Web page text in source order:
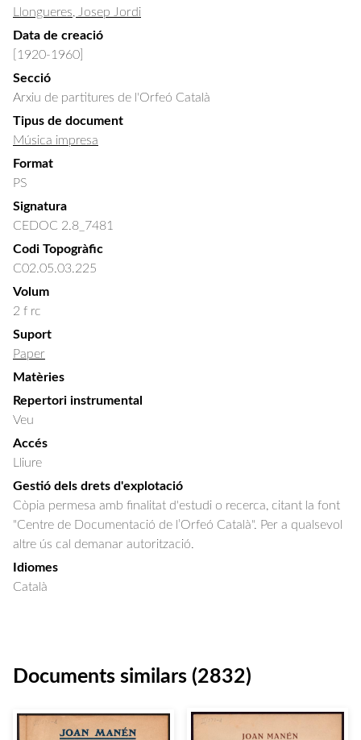
Llongueres, Josep Jordi
Data de creació
[1920-1960]
Secció
Arxiu de partitures de l'Orfeó Català
Tipus de document
Música impresa
Format
PS
Signatura
CEDOC 2.8_7481
Codi Topogràfic
C02.05.03.225
Volum
2 f rc
Suport
Paper
Matèries
Repertori instrumental
Veu
Accés
Lliure
Gestió dels drets d'explotació
Còpia permesa amb finalitat d'estudi o recerca, citant la font
"Centre de Documentació de l’Orfeó Català". Per a qualsevol
altre ús cal demanar autorització.
Idiomes
Català
Documents similars (2832)